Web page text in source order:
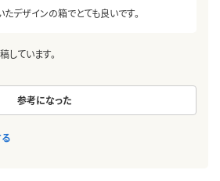
デザインの箱でとても良いです。
しています。
参考になった